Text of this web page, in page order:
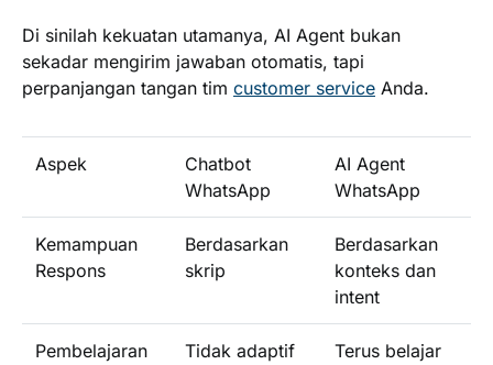
Di sinilah kekuatan utamanya, AI Agent bukan
sekadar mengirim jawaban otomatis, tapi
perpanjangan tangan tim customer service Anda.
Aspek
Chatbot
WhatsApp
AI Agent
WhatsApp
Kemampuan
Respons
Berdasarkan
skrip
Berdasarkan
konteks dan
intent
Pembelajaran Tidak adaptif
Terus belajar